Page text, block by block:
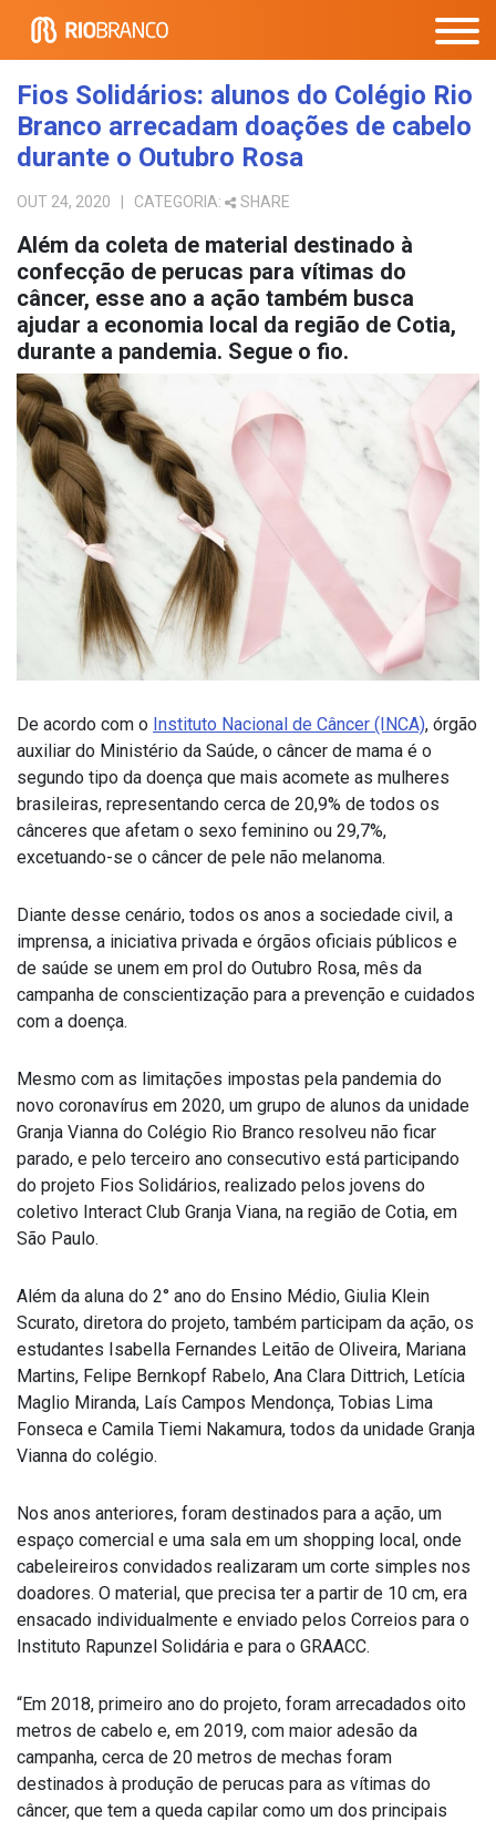
Fios Solidários: alunos do Colégio Rio
Branco arrecadam doações de cabelo
durante o Outubro Rosa
OUT 24, 2020 | CATEGORIA: SHARE
Além da coleta de material destinado à
confecção de perucas para vítimas do
câncer, esse ano a ação também busca
ajudar a economia local da região de Cotia,
durante a pandemia. Segue o fio.
De acordo com o Instituto Nacional de Câncer (INCA), órgão
auxiliar do Ministério da Saúde, o câncer de mama é o
segundo tipo da doença que mais acomete as mulheres
brasileiras, representando cerca de 20,9% de todos os
cânceres que afetam o sexo feminino ou 29,7%,
excetuando-se o câncer de pele não melanoma.
Diante desse cenário, todos os anos a sociedade civil, a
imprensa, a iniciativa privada e órgãos oficiais públicos e
de saúde se unem em prol do Outubro Rosa, mês da
campanha de conscientização para a prevenção e cuidados
com a doença.
Mesmo com as limitações impostas pela pandemia do
novo coronavírus em 2020, um grupo de alunos da unidade
Granja Vianna do Colégio Rio Branco resolveu não ficar
parado, e pelo terceiro ano consecutivo está participando
do projeto Fios Solidários, realizado pelos jovens do
coletivo Interact Club Granja Viana, na região de Cotia, em
São Paulo.
Além da aluna do 2° ano do Ensino Médio, Giulia Klein
Scurato, diretora do projeto, também participam da ação, os
estudantes Isabella Fernandes Leitão de Oliveira, Mariana
Martins, Felipe Bernkopf Rabelo, Ana Clara Dittrich, Letícia
Maglio Miranda, Laís Campos Mendonça, Tobias Lima
Fonseca e Camila Tiemi Nakamura, todos da unidade Granja
Vianna do colégio.
Nos anos anteriores, foram destinados para a ação, um
espaço comercial e uma sala em um shopping local, onde
cabeleireiros convidados realizaram um corte simples nos
doadores. O material, que precisa ter a partir de 10 cm, era
ensacado individualmente e enviado pelos Correios para o
Instituto Rapunzel Solidária e para o GRAACC.
“Em 2018, primeiro ano do projeto, foram arrecadados oito
metros de cabelo e, em 2019, com maior adesão da
campanha, cerca de 20 metros de mechas foram
destinados à produção de perucas para as vítimas do
câncer, que tem a queda capilar como um dos principais